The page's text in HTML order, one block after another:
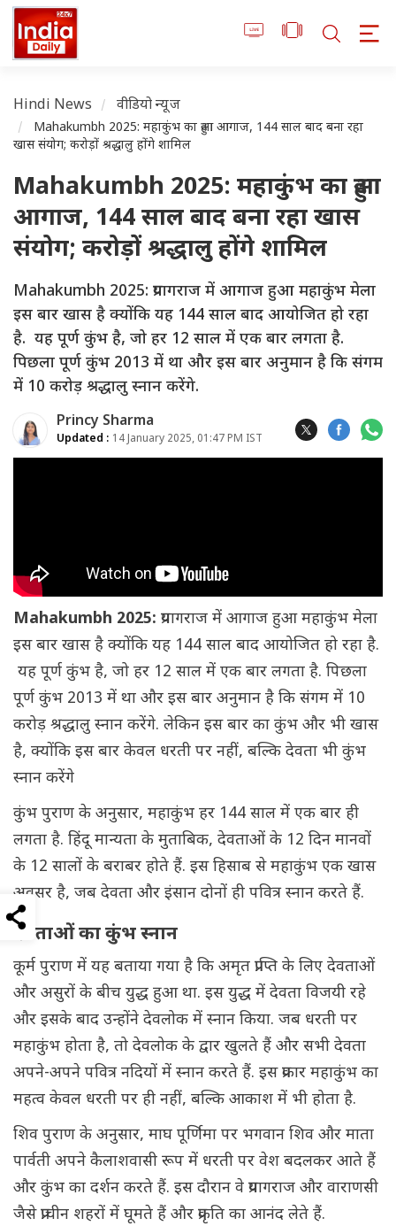
Hindi News वीडियो न्यूज
Mahakumbh 2025: महाकुंभ का हुआ आगाज, 144 साल बाद बना रहा
खास संयोग; करोड़ों श्रद्धालु होंगे शामिल
Mahakumbh 2025: महाकुंभ का हुआ
आगाज, 144 साल बाद बना रहा खास
संयोग; करोड़ों श्रद्धालु होंगे शामिल
Mahakumbh 2025: प्रयागराज में आगाज हुआ महाकुंभ मेला
इस बार खास है क्योंकि यह 144 साल बाद आयोजित हो रहा
है. यह पूर्ण कुंभ है, जो हर 12 साल में एक बार लगता है.
पिछला पूर्ण कुंभ 2013 में था और इस बार अनुमान है कि संगम
में 10 करोड़ श्रद्धालु स्नान करेंगे.
Princy Sharma
Updated : 14 January 2025, 01:47 PM IST
Mahakumbh 2025: प्रयागराज में आगाज हुआ महाकुंभ मेला
इस बार खास है क्योंकि यह 144 साल बाद आयोजित हो रहा है.
यह पूर्ण कुंभ है, जो हर 12 साल में एक बार लगता है. पिछला
पूर्ण कुंभ 2013 में था और इस बार अनुमान है कि संगम में 10
करोड़ श्रद्धालु स्नान करेंगे. लेकिन इस बार का कुंभ और भी खास
है, क्योंकि इस बार केवल धरती पर नहीं, बल्कि देवता भी कुंभ
स्नान करेंगे
कुंभ पुराण के अनुसार, महाकुंभ हर 144 साल में एक बार ही
लगता है. हिंदू मान्यता के मुताबिक, देवताओं के 12 दिन मानवों
के 12 सालों के बराबर होते हैं. इस हिसाब से महाकुंभ एक खास
अवसर है, जब देवता और इंसान दोनों ही पवित्र स्नान करते हैं.
देवताओं का कुंभ स्नान
कूर्म पुराण में यह बताया गया है कि अमृत प्राप्ति के लिए देवताओं
और असुरों के बीच युद्ध हुआ था. इस युद्ध में देवता विजयी रहे
और इसके बाद उन्होंने देवलोक में स्नान किया. जब धरती पर
महाकुंभ होता है, तो देवलोक के द्वार खुलते हैं और सभी देवता
अपने-अपने पवित्र नदियों में स्नान करते हैं. इस प्रकार महाकुंभ का
महत्व केवल धरती पर ही नहीं, बल्कि आकाश में भी होता है.
शिव पुराण के अनुसार, माघ पूर्णिमा पर भगवान शिव और माता
पार्वती अपने कैलाशवासी रूप में धरती पर वेश बदलकर आते हैं
और कुंभ का दर्शन करते हैं. इस दौरान वे प्रयागराज और वाराणसी
जैसे प्राचीन शहरों में घूमते हैं और प्रकृति का आनंद लेते हैं.